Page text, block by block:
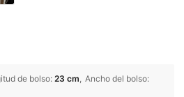
de bolso: 23 cm Ancho del bolso: